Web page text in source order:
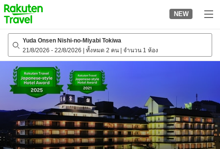
to
top
page
NEW
Yuda Onsen Nishi-no-Miyabi Tokiwa
21/8/2026 - 22/8/2026 ทั้งหมด 2 คน จำนวน 1 ห้อง